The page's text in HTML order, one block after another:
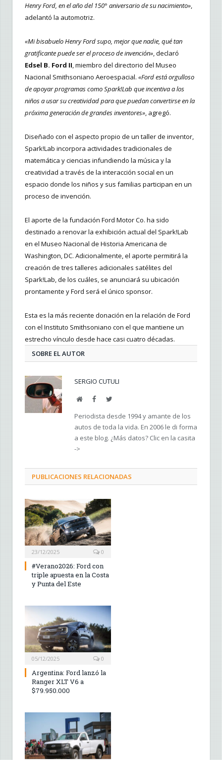
Henry Ford, en el año del 150° aniversario de su nacimiento»,
adelantó la automotriz.
«Mi bisabuelo Henry Ford supo, mejor que nadie, qué tan
gratificante puede ser el proceso de invención», declaró
Edsel B. Ford II, miembro del directorio del Museo
Nacional Smithsoniano Aeroespacial. «Ford está orgulloso
de apoyar programas como Spark!Lab que incentiva a los
niños a usar su creatividad para que puedan convertirse en la
próxima generación de grandes inventores», agregó.
Diseñado con el aspecto propio de un taller de inventor,
Spark!Lab incorpora actividades tradicionales de
matemática y ciencias infundiendo la música y la
creatividad a través de la interacción social en un
espacio donde los niños y sus familias participan en un
proceso de invención.
El aporte de la fundación Ford Motor Co. ha sido
destinado a renovar la exhibición actual del Spark!Lab
en el Museo Nacional de Historia Americana de
Washington, DC. Adicionalmente, el aporte permitirá la
creación de tres talleres adicionales satélites del
Spark!Lab, de los cuáles, se anunciará su ubicación
prontamente y Ford será el único sponsor.
Esta es la más reciente donación en la relación de Ford
con el Instituto Smithsoniano con el que mantiene un
estrecho vínculo desde hace casi cuatro décadas.
SOBRE EL AUTOR
SERGIO CUTULI
Web FacebookTwitter
Periodista desde 1994 y amante de los
autos de toda la vida. En 2006 le di forma
a este blog. ¿Más datos? Clic en la casita
->
PUBLICACIONES RELACIONADAS
23/12/2025 0
#Verano2026: Ford con
triple apuesta en la Costa
y Punta del Este
05/12/2025 0
Argentina: Ford lanzó la
Ranger XLT V6 a
$79.950.000